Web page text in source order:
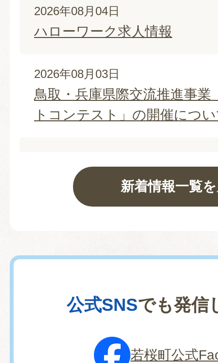
2026年08月04日
ハローワーク求人情報
2026年08月03日
鳥取・兵庫県際交流推進事業
トコンテスト」の開催につ
たくみの館企画展「八頭郡
ラブ写真展“出会い”」
わかさ温水プール8月予定表
2026年07月28日
を締結しました
新着情報一覧
公式SNSでも発信
若桜町公式